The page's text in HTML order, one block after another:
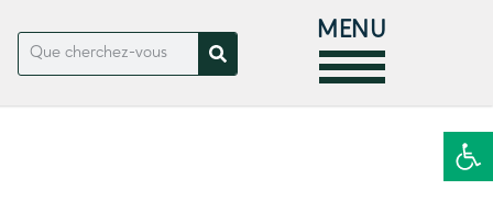
Ouvrir
MENU